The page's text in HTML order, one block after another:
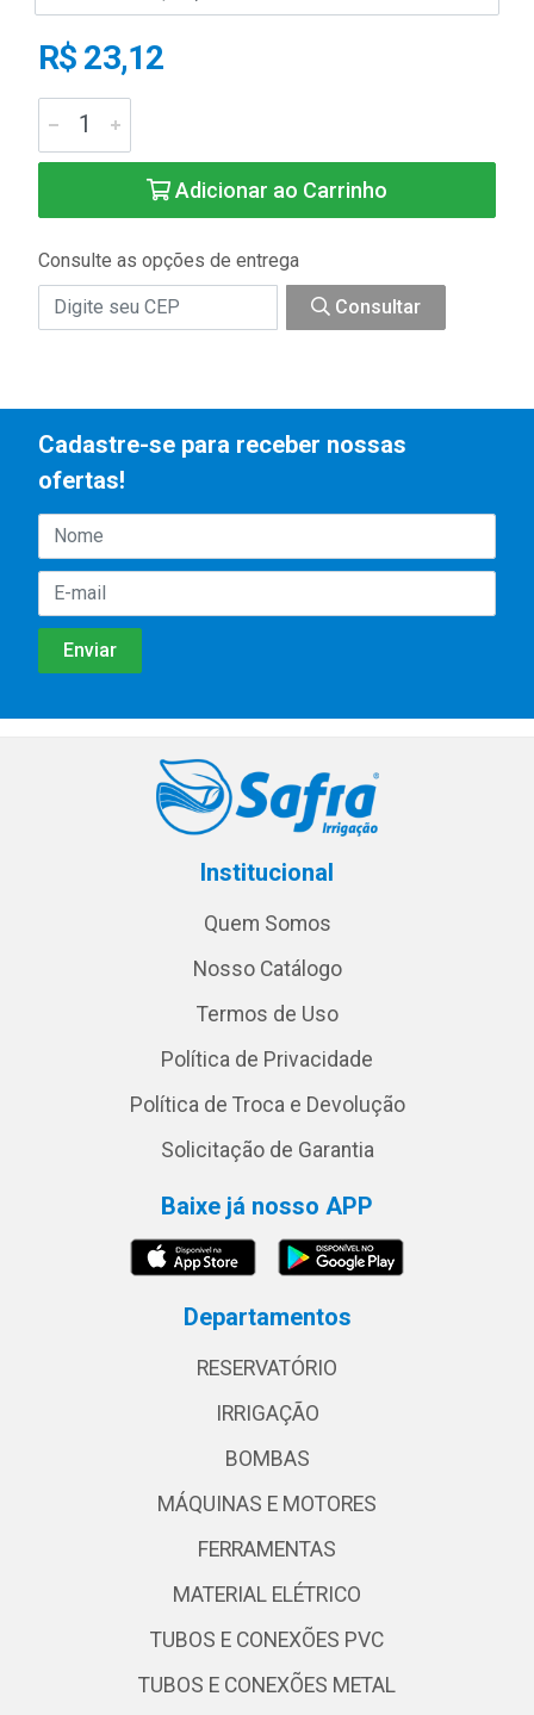
R$ 23,12
Adicionar ao Carrinho
Consulte as opções de entrega
Consultar
Cadastre-se para receber nossas
ofertas!
Institucional
Quem Somos
Nosso Catálogo
Termos de Uso
Política de Privacidade
Política de Troca e Devolução
Solicitação de Garantia
Baixe já nosso APP
Departamentos
RESERVATÓRIO
IRRIGAÇÃO
BOMBAS
MÁQUINAS E MOTORES
FERRAMENTAS
MATERIAL ELÉTRICO
TUBOS E CONEXÕES PVC
TUBOS E CONEXÕES METAL